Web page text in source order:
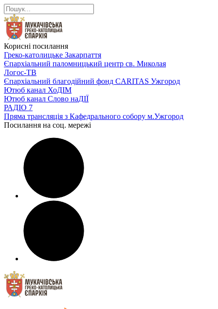
Корисні посилання
Греко-католицьке Закарпаття
Єпархіальний паломницький центр св. Миколая
Логос-ТВ
Єпархіальний благодійний фонд CARITAS Ужгород
Ютюб канал ХоДІМ
Ютюб канал Слово наДІЇ
РАДІО 7
Пряма трансляція з Кафедрального собору м.Ужгород
Посилання на соц. мережі